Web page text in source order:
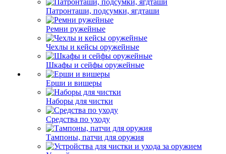
Патронташи, подсумки, ягдташи
Ремни ружейные
Чехлы и кейсы оружейные
Шкафы и сейфы оружейные
Ерши и вишеры
Наборы для чистки
Средства по уходу
Тампоны, патчи для оружия